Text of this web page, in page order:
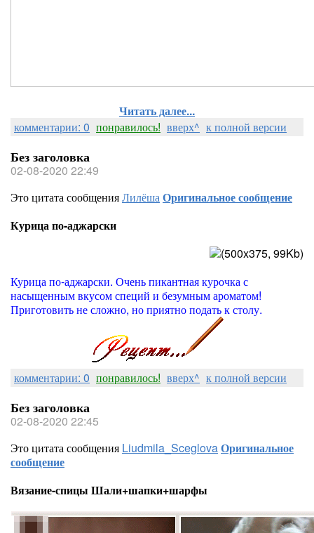
Читать далее...
комментарии: 0 понравилось! вверх^ к полной версии
Без заголовка
02-08-2020 22:49
Это цитата сообщенияЛилёшаОригинальное сообщение
Курица по-аджарски
Курица по-аджарски. Очень пикантная курочка с
насыщенным вкусом специй и безумным ароматом!
Приготовить не сложно, но приятно подать к столу.
комментарии: 0 понравилось! вверх^ к полной версии
Без заголовка
02-08-2020 22:45
Это цитата сообщения Liudmila_SceglovaОригинальное
сообщение
Вязание-спицы Шали+шапки+шарфы